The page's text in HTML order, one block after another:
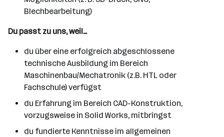
Blechbearbeitung)
Du passt zu uns, weil…
du über eine erfolgreich abgeschlossene
technische Ausbildung im Bereich
Maschinenbau/Mechatronik (z.B. HTL oder
Fachschule) verfügst
du Erfahrung im Bereich CAD-Konstruktion,
vorzugsweise in Solid Works, mitbringst
du fundierte Kenntnisse im allgemeinen